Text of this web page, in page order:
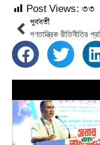
Post Views:৩৩
পূর্ববর্তী